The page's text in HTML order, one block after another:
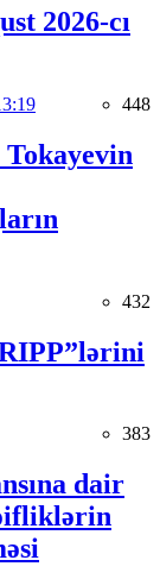
2026-cı
448
432
383
dair